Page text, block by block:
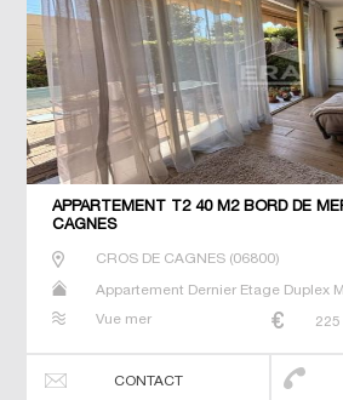
APPARTEMENT T2 40 M2 BORD DE
CAGNES
CROS DE CAGNES(06800)
Appartement Dernier Etage Duplex
Vue mer
CONTACT